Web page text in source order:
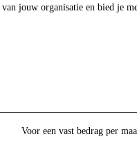
jouw organisatie en bied je
Voor een vast bedrag per